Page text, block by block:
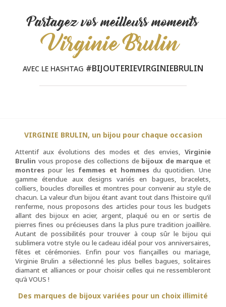
Partagez vos meilleurs moments
Virginie Brulin
AVEC LE HASHTAG #BIJOUTERIEVIRGINIEBRULIN
VIRGINIE BRULIN, un bijou pour chaque occasion
Attentif aux évolutions des modes et des envies, Virginie
Brulin vous propose des collections de bijoux de marque et
montres pour les femmes et hommesdu quotidien. Une
gamme étendue aux designs variés en bagues, bracelets,
colliers, boucles d’oreilles et montres pour convenir au style de
chacun. La valeur d’un bijou étant avant tout dans l’histoire qu’il
renferme, nous proposons des articles pour tous les budgets
allant des bijoux en acier, argent, plaqué ou en or sertis de
pierres fines ou précieuses dans la plus pure tradition joaillère.
Autant de possibilités pour trouver à coup sûr le bijou qui
sublimera votre style ou le cadeau idéal pour vos anniversaires,
fêtes et cérémonies. Enfin pour vos fiançailles ou mariage,
Virginie Brulin a sélectionné les plus belles bagues, solitaires
diamant et alliances or pour choisir celles qui ne ressembleront
qu’à VOUS !
Des marques de bijoux variées pour un choix illimité